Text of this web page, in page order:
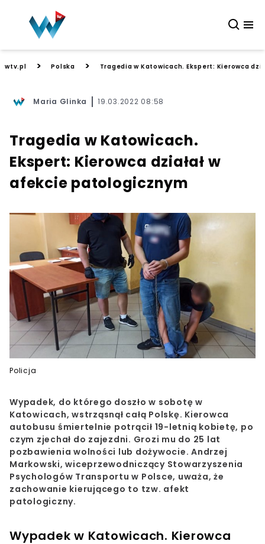
wtv.pl > Polska > Tragedia w Katowicach. Ekspert: Kierowca
Maria Glinka 19.03.2022 08:58
Tragedia w Katowicach.
Ekspert: Kierowca działał w
afekcie patologicznym
Policja
Wypadek, do którego doszło w sobotę w
Katowicach, wstrząsnął całą Polskę. Kierowca
autobusu śmiertelnie potrącił 19-letnią kobietę, po
czym zjechał do zajezdni. Grozi mu do 25 lat
pozbawienia wolności lub dożywocie. Andrzej
Markowski, wiceprzewodniczący Stowarzyszenia
Psychologów Transportu w Polsce, uważa, że
zachowanie kierującego to tzw. afekt
patologiczny.
Wypadek w Katowicach. Kierowca